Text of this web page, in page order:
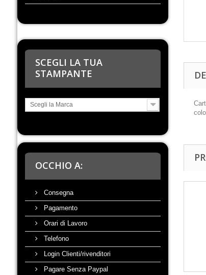
SCEGLI LA TUA
STAMPANTE
Scegli la Marca
OCCHIO A:
Consegna
Pagamento
Orari di Lavoro
Telefono
Login Clienti/rivenditori
Pagare Senza Paypal